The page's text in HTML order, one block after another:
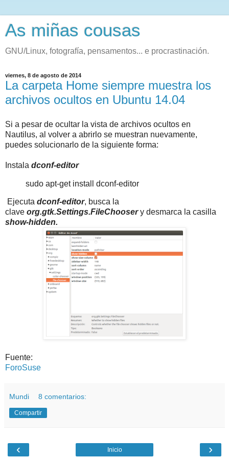
As miñas cousas
GNU/Linux, fotografía, pensamentos... e procrastinación.
viernes, 8 de agosto de 2014
La carpeta Home siempre muestra los
archivos ocultos en Ubuntu 14.04
Si a pesar de ocultar la vista de archivos ocultos en
Nautilus, al volver a abrirlo se muestran nuevamente,
puedes solucionarlo de la siguiente forma:
Instala dconf-editor
sudo apt-get install dconf-editor
Ejecuta dconf-editor, busca la
clave org.gtk.Settings.FileChoosery desmarca la casilla
show-hidden.
Fuente:
ForoSuse
Mundi 8 comentarios:
Compartir
‹ ›
Inicio